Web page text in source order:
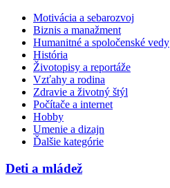
Motivácia a sebarozvoj
Biznis a manažment
Humanitné a spoločenské vedy
História
Životopisy a reportáže
Vzťahy a rodina
Zdravie a životný štýl
Počítače a internet
Hobby
Umenie a dizajn
Ďalšie kategórie
Deti a mládež